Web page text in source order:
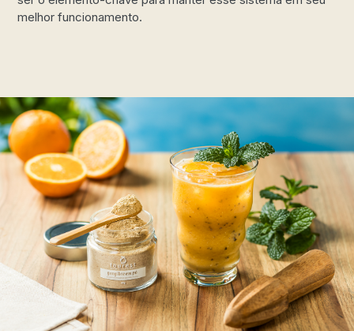
melhor funcionamento.